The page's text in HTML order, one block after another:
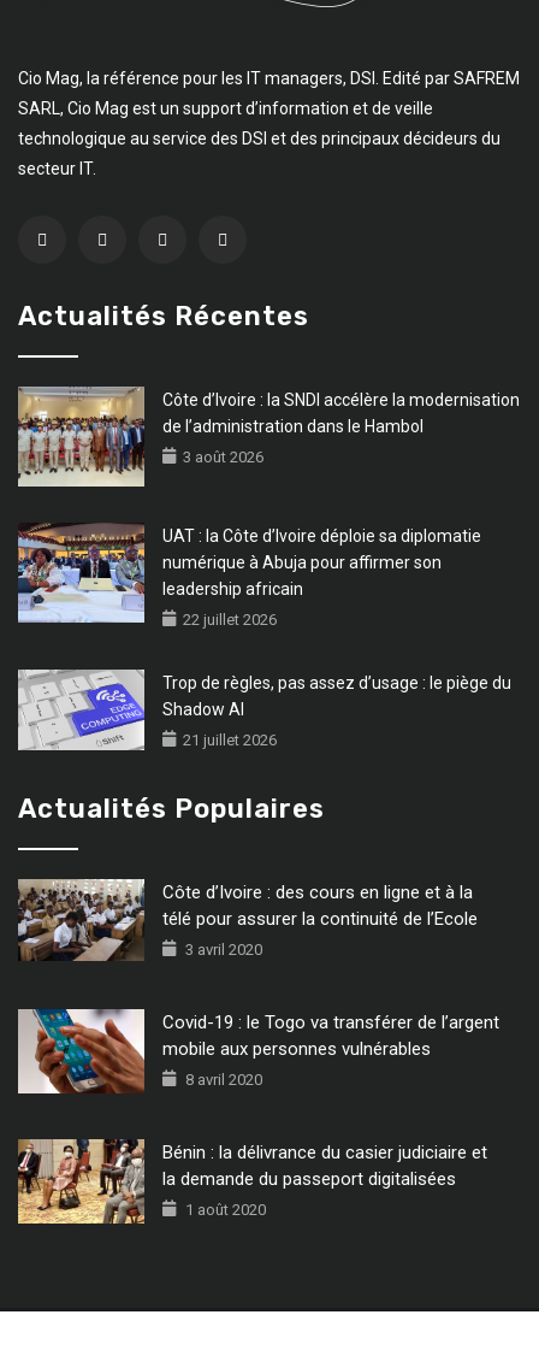
Cio Mag, la référence pour les IT managers, DSI. Edité par SAFREM
SARL, Cio Mag est un support d’information et de veille
technologique au service des DSI et des principaux décideurs du
secteur IT.
Actualités Récentes
Côte d’Ivoire : la SNDI accélère la modernisation
de l’administration dans le Hambol
3 août 2026
UAT : la Côte d’Ivoire déploie sa diplomatie
numérique à Abuja pour affirmer son
leadership africain
22 juillet 2026
Trop de règles, pas assez d’usage : le piège du
Shadow AI
21 juillet 2026
Actualités Populaires
Côte d’Ivoire : des cours en ligne et à la
télé pour assurer la continuité de l’Ecole
3 avril 2020
Covid-19 : le Togo va transférer de l’argent
mobile aux personnes vulnérables
8 avril 2020
Bénin : la délivrance du casier judiciaire et
la demande du passeport digitalisées
1 août 2020